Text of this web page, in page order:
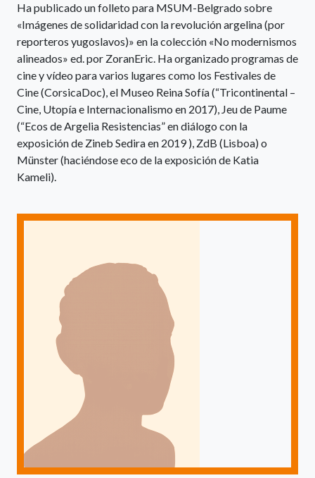
Ha publicado un folleto para MSUM-Belgrado sobre
«Imágenes de solidaridad con la revolución argelina (por
reporteros yugoslavos)» en la colección «No modernismos
alineados» ed. por ZoranEric. Ha organizado programas de
cine y vídeo para varios lugares como los Festivales de
Cine (CorsicaDoc), el Museo Reina Sofía (“Tricontinental –
Cine, Utopía e Internacionalismo en 2017), Jeu de Paume
(“Ecos de Argelia Resistencias” en diálogo con la
exposición de Zineb Sedira en 2019 ), ZdB (Lisboa) o
Münster (haciéndose eco de la exposición de Katia
Kameli).